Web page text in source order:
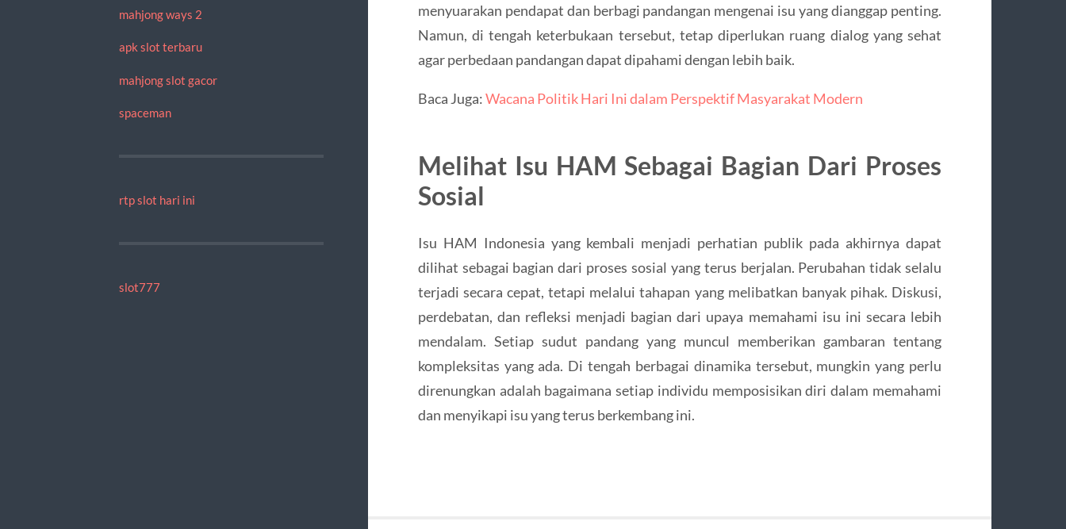
mahjong ways 2
apk slot terbaru
mahjong slot gacor
spaceman
rtp slot hari ini
slot777
menyuarakan pendapat dan berbagi pandangan mengenai isu yang dianggap penting.
Namun, di tengah keterbukaan tersebut, tetap diperlukan ruang dialog yang sehat
agar perbedaan pandangan dapat dipahami dengan lebih baik.
Baca Juga:Wacana Politik Hari Ini dalam Perspektif Masyarakat Modern
Melihat Isu HAM Sebagai Bagian Dari Proses
Sosial
Isu HAM Indonesia yang kembali menjadi perhatian publik pada akhirnya dapat
dilihat sebagai bagian dari proses sosial yang terus berjalan. Perubahan tidak selalu
terjadi secara cepat, tetapi melalui tahapan yang melibatkan banyak pihak. Diskusi,
perdebatan, dan refleksi menjadi bagian dari upaya memahami isu ini secara lebih
mendalam. Setiap sudut pandang yang muncul memberikan gambaran tentang
kompleksitas yang ada. Di tengah berbagai dinamika tersebut, mungkin yang perlu
direnungkan adalah bagaimana setiap individu memposisikan diri dalam memahami
dan menyikapi isu yang terus berkembang ini.